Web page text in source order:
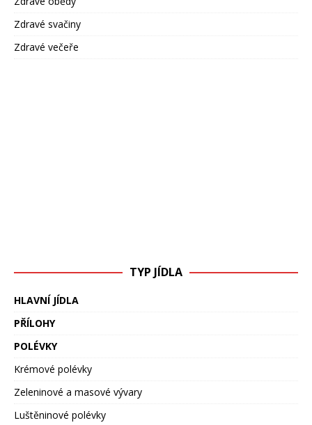
Zdravé svačiny
Zdravé večeře
TYP JÍDLA
HLAVNÍ JÍDLA
PŘÍLOHY
POLÉVKY
Krémové polévky
Zeleninové a masové vývary
Luštěninové polévky